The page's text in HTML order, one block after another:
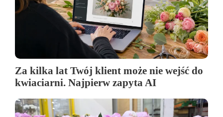
Za kilka lat Twój klient może nie wejść do
kwiaciarni. Najpierw zapyta AI